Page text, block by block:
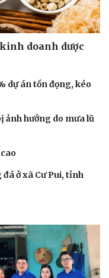
doanh dược
dự án tồn đọng, kéo
ảnh hưởng do mưa lũ
ở xã Cư Pui, tỉnh